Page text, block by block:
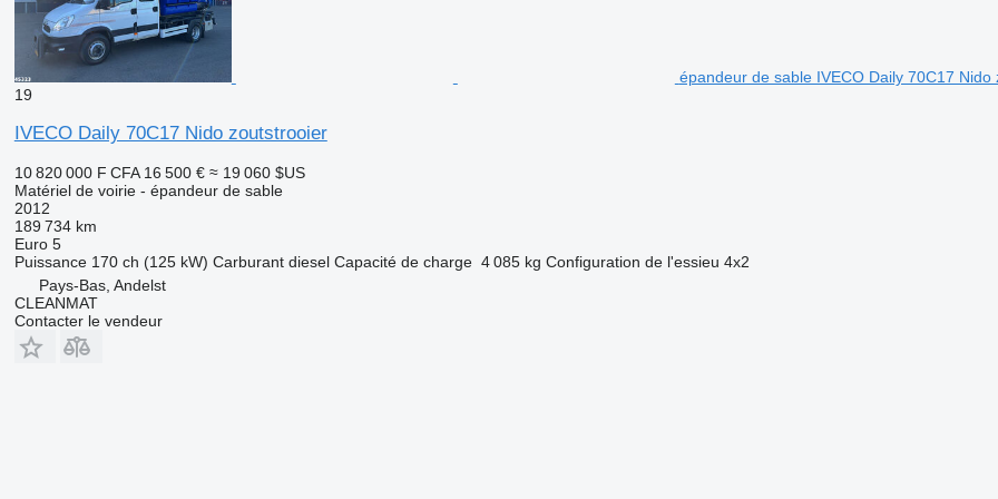
épandeur de sable IVECO Daily 70C17 Nido
19
IVECO Daily 70C17 Nido zoutstrooier
10 820 000 F CFA 16 500 € ≈ 19 060 $US
Matériel de voirie - épandeur de sable
2012
189 734 km
Euro 5
Puissance 170 ch (125 kW) Carburant diesel Capacité de charge 4 085 kg Configuration de l'essieu 4x2
Pays-Bas, Andelst
CLEANMAT
Contacter le vendeur